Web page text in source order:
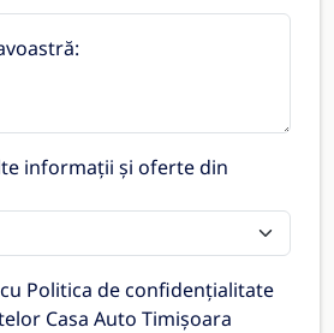
informații și oferte din
Politica de confidențialitate
Casa Auto Timișoara